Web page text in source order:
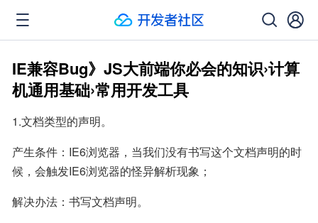
IE兼容Bug》JS大前端你必会的知识›计算
机通用基础›常用开发工具
1.文档类型的声明。
产生条件：IE6浏览器，当我们没有书写这个文档声明的时
候，会触发IE6浏览器的怪异解析现象；
解决办法：书写文档声明。